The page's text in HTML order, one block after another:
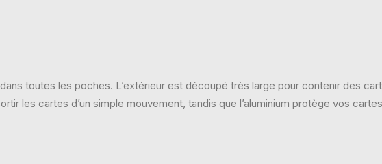
toutes les poches. L’extérieur est découpé très large pour contenir des
les cartes d’un simple mouvement, tandis que l’aluminium protège vos